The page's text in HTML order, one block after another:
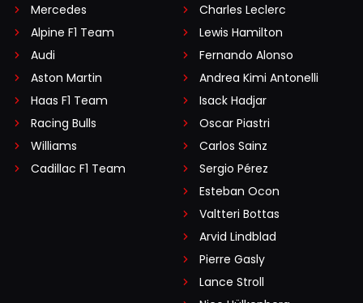
Mercedes
Alpine F1 Team
Audi
Aston Martin
Haas F1 Team
Racing Bulls
Williams
Cadillac F1 Team
Charles Leclerc
Lewis Hamilton
Fernando Alonso
Andrea Kimi Antonelli
Isack Hadjar
Oscar Piastri
Carlos Sainz
Sergio Pérez
Esteban Ocon
Valtteri Bottas
Arvid Lindblad
Pierre Gasly
Lance Stroll